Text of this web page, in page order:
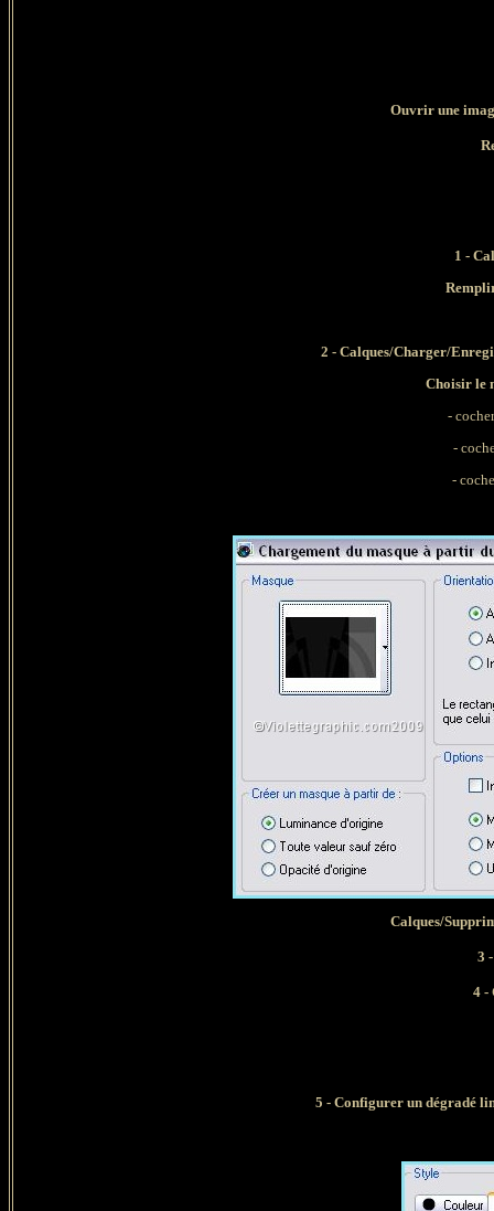
Ouvrir une
1 -
2 - Calques/Charger/
Choisir le
-
-
-
Calques/
3
4 -
5 - Configurer un dégradé